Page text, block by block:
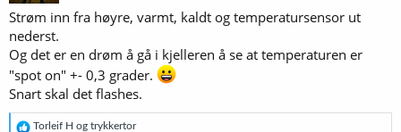
Strøm inn fra høyre, varmt, kaldt og temperatursensor ut
nederst.
Og det er en drøm å gå i kjelleren å se at temperaturen er
"spot on" +- 0,3 grader.
Snart skal det flashes.
R
Torleif H og trykkertor